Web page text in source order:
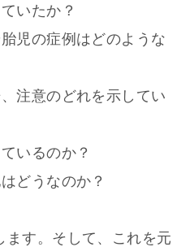
いたか？
児の症例はどのような
注意のどれを示してい
いるのか？
どうなのか？
ます。そして、これを元